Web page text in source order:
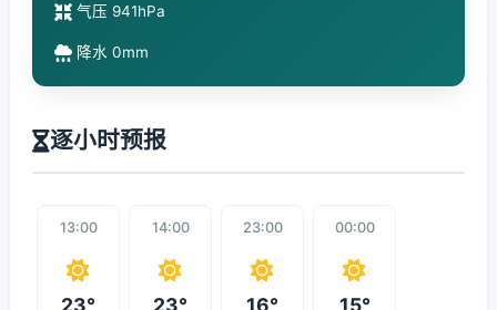
气压 941hPa
降水 0mm
逐小时预报
13:00
23°
14:00
23°
23:00
16°
00:00
15°